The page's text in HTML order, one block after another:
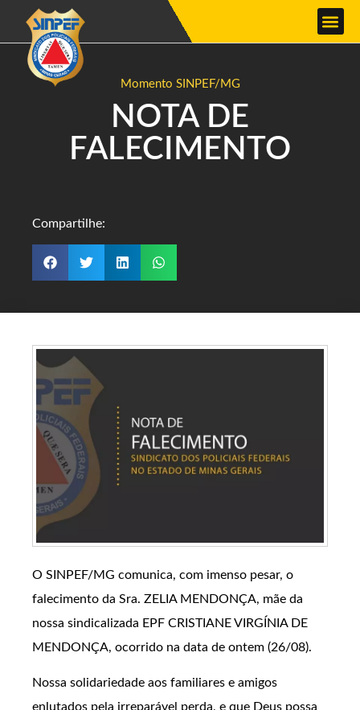
Momento SINPEF/MG
NOTA DE
FALECIMENTO
Compartilhe:
O SINPEF/MG comunica, com imenso pesar, o
falecimento da Sra. ZELIA MENDONÇA, mãe da
nossa sindicalizada EPF CRISTIANE VIRGÍNIA DE
MENDONÇA, ocorrido na data de ontem (26/08).
Nossa solidariedade aos familiares e amigos
enlutados pela irreparável perda, e que Deus possa